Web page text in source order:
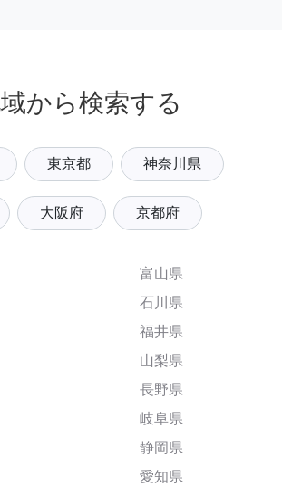
から検索する
東京都 神奈川県
大阪府 京都府
富山県
石川県
福井県
山梨県
長野県
岐阜県
静岡県
愛知県